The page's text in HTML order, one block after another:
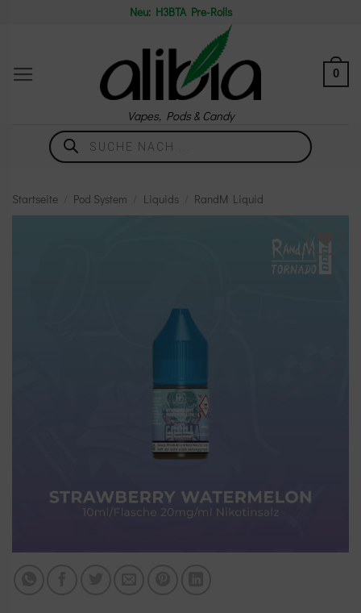
Neu: H3BTA Pre-Rolls
Vapes, Pods & Candy
0
Products
search
Startseite Pod System Liquids RandM Liquid
Add to